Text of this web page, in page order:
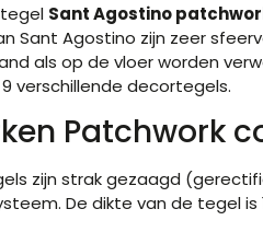
Sant Agostino
Sant Agostino zijn zeer
als op de vloer worden
verschillende decortegels.
Patchwork
zijn strak gezaagd
. De dikte van de tegel is